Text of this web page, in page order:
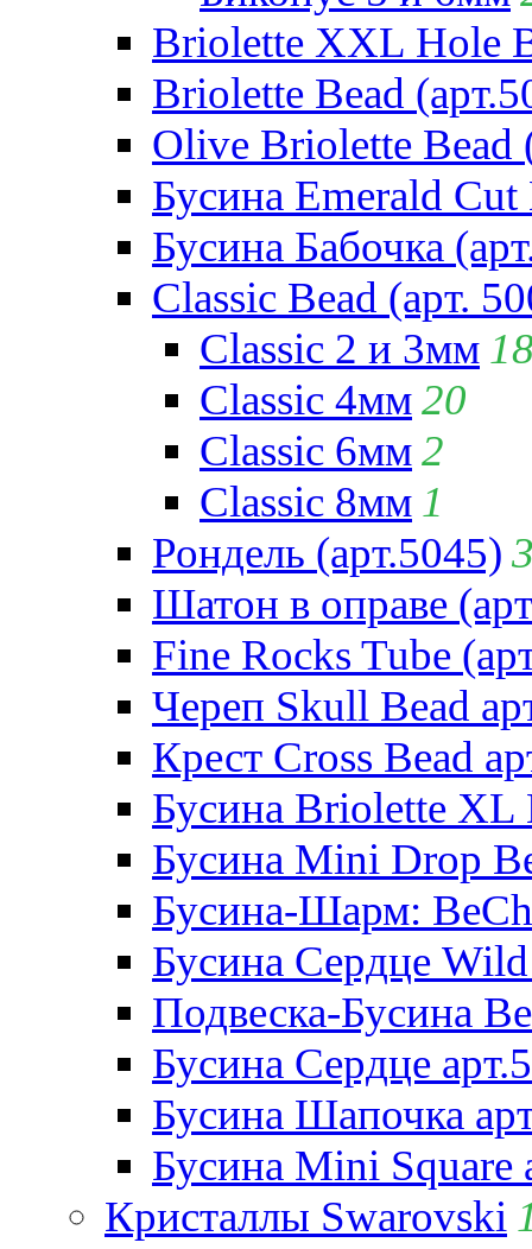
Briolette XXL Hole
Briolette Bead
Olive Briolette Bead
Бусина Emerald Cut
Бусина Бабочка
Classic Bead (арт.
Classic 2 и 3мм
Classic 4мм20
Classic 6мм2
Classic 8мм 1
Рондель (арт.5045)
Шатон в оправе
Fine Rocks Tube
Череп Skull Bead
Крест Cross Bead
Бусина Briolette XL
Бусина Mini Drop
Бусина-Шарм:
Бусина Сердце
Подвеска-Бусина
Бусина Сердце
Бусина Шапочка
Бусина Mini Square
Кристаллы Swarovski